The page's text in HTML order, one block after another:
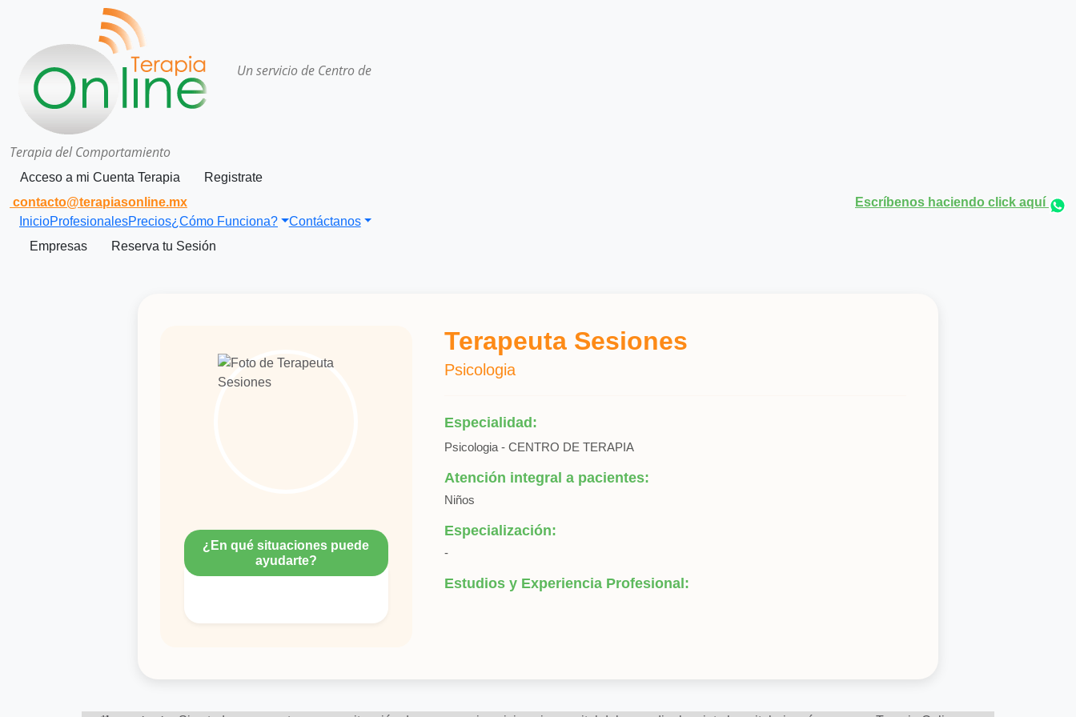
Un servicio de Centro de
Terapia del Comportamiento
Acceso a mi Cuenta Terapia
Registrate
contacto@terapiasonline.mx
Escríbenos haciendo click aquí
InicioProfesionalesPrecios¿Cómo Funciona?
Contáctanos
Empresas
Reserva tu Sesión
Terapeuta Sesiones
Psicologia
Especialidad:
Psicologia - CENTRO DE TERAPIA
Atención integral a pacientes:
Niños
Especialización:
-
Estudios y Experiencia Profesional:
¿En qué situaciones puede
ayudarte?